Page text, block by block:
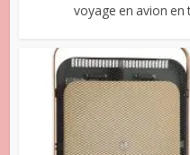
voyage en avion en